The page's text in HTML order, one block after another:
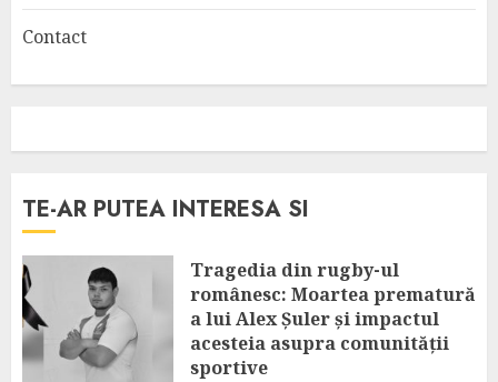
Contact
TE-AR PUTEA INTERESA SI
Tragedia din rugby-ul
românesc: Moartea prematură
a lui Alex Șuler și impactul
acesteia asupra comunității
sportive